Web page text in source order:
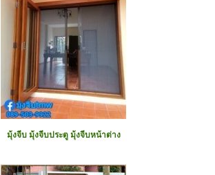
มุ้งจีบ มุ้งจีบประตู มุ้งจีบหน้าต่าง